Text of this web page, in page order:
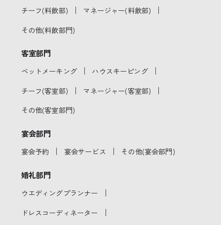
チーフ(料飲部) ｜ マネージャー(料飲部) ｜
その他(料飲部門)
客室部門
ベットメーキング ｜ ハウスキーピング ｜
チーフ(客室部) ｜ マネージャー(客室部) ｜
その他(客室部門)
宴会部門
宴会予約 ｜ 宴会サービス ｜ その他(宴会部門)
婚礼部門
ウエディングプランナー ｜
ドレスコーディネーター ｜